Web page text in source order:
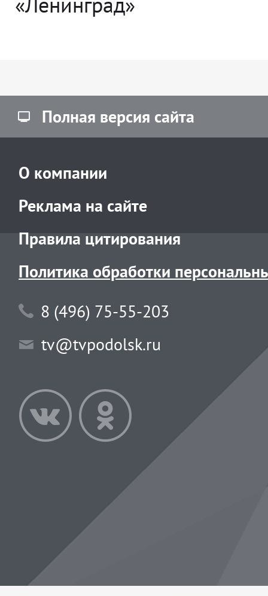
Полная версия сайта
О компании
Реклама на сайте
Правила цитирования
Политика обработки
8 (496) 75-55-203
tv@tvpodolsk.ru